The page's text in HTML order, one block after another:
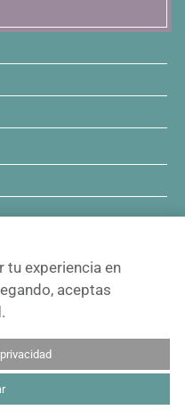
tu experiencia en
aceptas
.
ISSN 0717-6384